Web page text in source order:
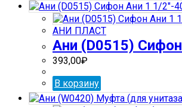
АНИ ПЛАСТ
Ани (D0515)
393,00₽
В корзину